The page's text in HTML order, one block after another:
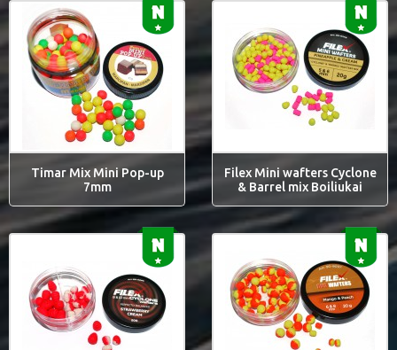
Timar Mix Mini Pop-up
7mm
Filex Mini wafters Cyclone
& Barrel mix Boiliukai